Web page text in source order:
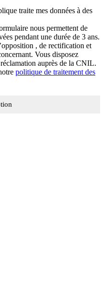
traite mes données à des
nous permettent de
pendant une durée de 3 ans.
, de rectification et
Vous disposez
auprès de la CNIL.
politique de traitement des